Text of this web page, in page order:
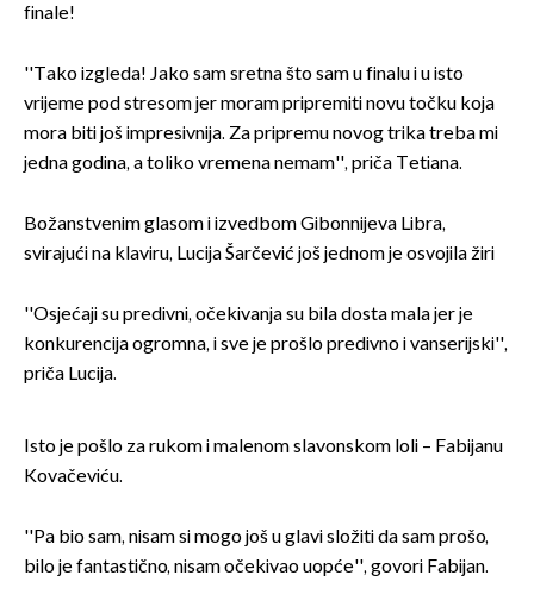
finale!
''Tako izgleda! Jako sam sretna što sam u finalu i u isto
vrijeme pod stresom jer moram pripremiti novu točku koja
mora biti još impresivnija. Za pripremu novog trika treba mi
jedna godina, a toliko vremena nemam'', priča Tetiana.
Božanstvenim glasom i izvedbom Gibonnijeva Libra,
svirajući na klaviru, Lucija Šarčević još jednom je osvojila žiri
''Osjećaji su predivni, očekivanja su bila dosta mala jer je
konkurencija ogromna, i sve je prošlo predivno i vanserijski'',
priča Lucija.
Isto je pošlo za rukom i malenom slavonskom loli – Fabijanu
Kovačeviću.
''Pa bio sam, nisam si mogo još u glavi složiti da sam prošo,
bilo je fantastično, nisam očekivao uopće'', govori Fabijan.